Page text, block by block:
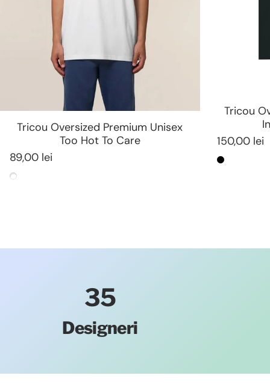
Tricou Oversized Premium Unisex
Too Hot To Care
89,00 lei
Alb
Tricou
150,00 lei
Negru
35
Designeri